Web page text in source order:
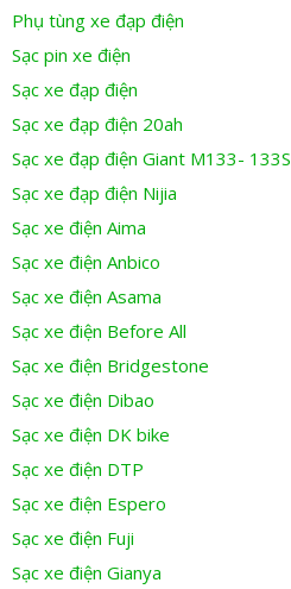
Phụ tùng xe đạp điện
Sạc pin xe điện
Sạc xe đạp điện
Sạc xe đạp điện 20ah
Sạc xe đạp điện Giant M133- 133S
Sạc xe đạp điện Nijia
Sạc xe điện Aima
Sạc xe điện Anbico
Sạc xe điện Asama
Sạc xe điện Before All
Sạc xe điện Bridgestone
Sạc xe điện Dibao
Sạc xe điện DK bike
Sạc xe điện DTP
Sạc xe điện Espero
Sạc xe điện Fuji
Sạc xe điện Gianya